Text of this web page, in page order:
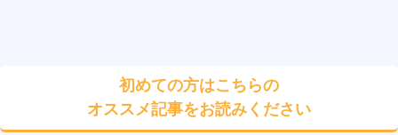
初めての方はこちらの
オススメ記事をお読みください